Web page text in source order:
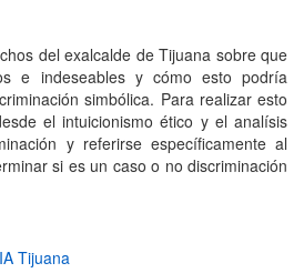
del exalcalde de Tijuana sobre que
e indeseables y cómo esto podría
simbólica. Para realizar esto
el intuicionismo ético y el analísis
y referirse específicamente al
si es un caso o no discriminación
Tijuana